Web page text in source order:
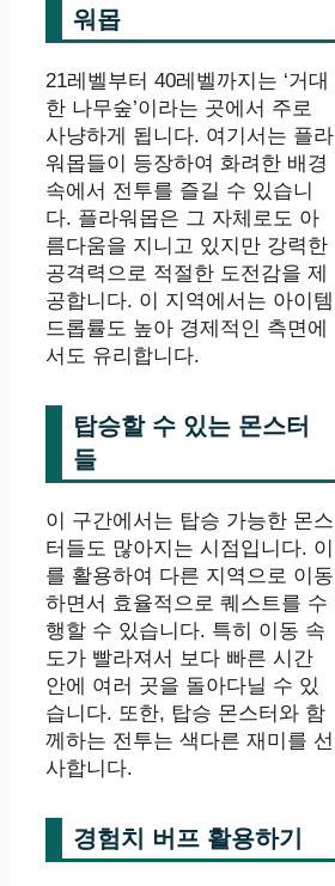
워몹
21레벨부터 40레벨까지는 ‘거대
한 나무숲’이라는 곳에서 주로
사냥하게 됩니다. 여기서는 플라
워몹들이 등장하여 화려한 배경
속에서 전투를 즐길 수 있습니
다. 플라워몹은 그 자체로도 아
름다움을 지니고 있지만 강력한
공격력으로 적절한 도전감을 제
공합니다. 이 지역에서는 아이템
드롭률도 높아 경제적인 측면에
서도 유리합니다.
탑승할 수 있는 몬스터
들
이 구간에서는 탑승 가능한 몬스
터들도 많아지는 시점입니다. 이
를 활용하여 다른 지역으로 이동
하면서 효율적으로 퀘스트를 수
행할 수 있습니다. 특히 이동 속
도가 빨라져서 보다 빠른 시간
안에 여러 곳을 돌아다닐 수 있
습니다. 또한, 탑승 몬스터와 함
께하는 전투는 색다른 재미를 선
사합니다.
경험치 버프 활용하기